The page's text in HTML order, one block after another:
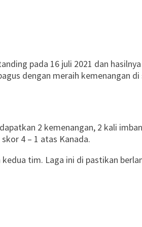
pada 16 juli 2021 dan hasilnya
dengan meraih kemenangan di
2 kemenangan, 2 kali
4 – 1 atas Kanada.
tim. Laga ini di pastikan